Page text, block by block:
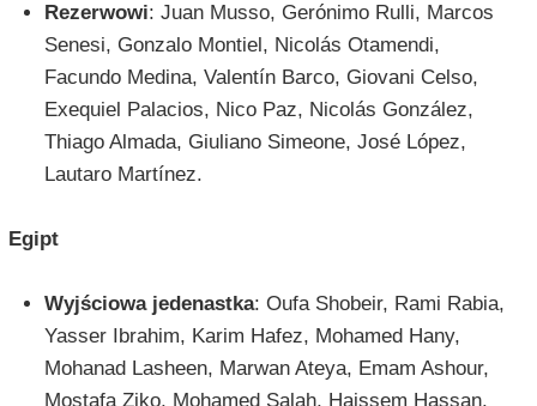
Rezerwowi: Juan Musso, Gerónimo Rulli, Marcos
Senesi, Gonzalo Montiel, Nicolás Otamendi,
Facundo Medina, Valentín Barco, Giovani Celso,
Exequiel Palacios, Nico Paz, Nicolás González,
Thiago Almada, Giuliano Simeone, José López,
Lautaro Martínez.
Egipt
Wyjściowa jedenastka: Oufa Shobeir, Rami Rabia,
Yasser Ibrahim, Karim Hafez, Mohamed Hany,
Mohanad Lasheen, Marwan Ateya, Emam Ashour,
Mostafa Ziko, Mohamed Salah, Haissem Hassan.